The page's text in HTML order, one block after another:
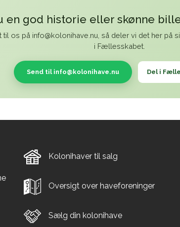
en god historie eller skønne
til os på info@kolonihave.nu, så deler vi det her på
i Fællesskabet.
Send til info@kolonihave.nu Del i
Kolonihaver til salg
Oversigt over haveforeninger
Sælg din kolonihave